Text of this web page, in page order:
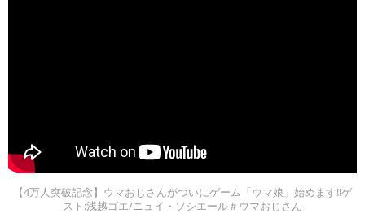
【4万人突破記念】ウマおじさんがついにゲーム「ウマ娘」始めます!!ゲ
スト:浅越ゴエ/ニュイ・ソシエール＃ウマおじさん